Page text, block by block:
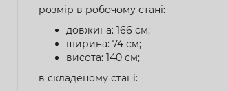
розмір в робочому стані:
довжина: 166 см;
ширина: 74 см;
висота: 140 см;
в складеному стані: